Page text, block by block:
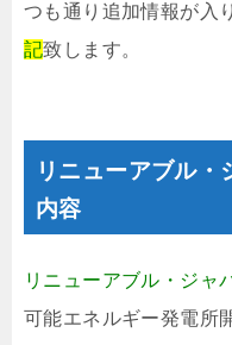
つも通り追加情報が入
記致します。
リニューアブル
内容
リニューアブル・ジャ
可能エネルギー発電所